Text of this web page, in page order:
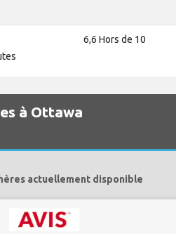
6,6 Hors de 10
à Ottawa
actuellement disponible